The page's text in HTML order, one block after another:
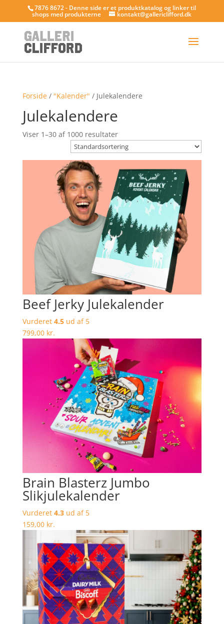
7876 8672 - Denne side er et produktkatalog og linker til
shops med produkterne kontakt@gallericlifford.dk
Forside/ "Kalender" / Julekalendere
Julekalendere
Viser 1–30 af 1000 resultater
Beef Jerky Julekalender
Vurderet 4.5ud af 5
799,00 kr.
Brain Blasterz Jumbo
Slikjulekalender
Vurderet 4.3ud af 5
159,00 kr.